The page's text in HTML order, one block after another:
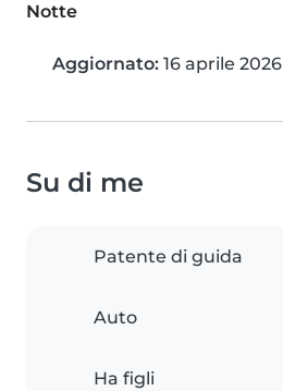
Notte
Aggiornato: 16 aprile 2026
Su di me
Patente di guida
Auto
Ha figli